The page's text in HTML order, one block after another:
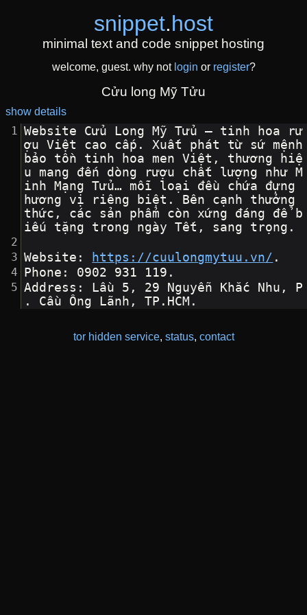
snippet.host
minimal text and code snippet hosting
welcome, guest. why not login or register?
Cửu long Mỹ Tửu
show details
Website Cửu Long Mỹ Tửu – tinh hoa rư
ợu Việt cao cấp. Xuất phát từ sứ mệnh
bảo tồn tinh hoa men Việt, thương hiệ
u mang đến dòng rượu chất lượng như M
inh Mạng Tửu… mỗi loại đều chứa đựng
hương vị riêng biệt. Bên cạnh thưởng
thức, các sản phẩm còn xứng đáng để b
iếu tặng trong ngày Tết, sang trọng.
Website: https://cuulongmytuu.vn/ .
Phone: 0902 931 119.
Address: Lầu 5, 29 Nguyễn Khắc Nhu, P
. Cầu Ông Lãnh, TP.HCM.
tor hidden service, status, contact